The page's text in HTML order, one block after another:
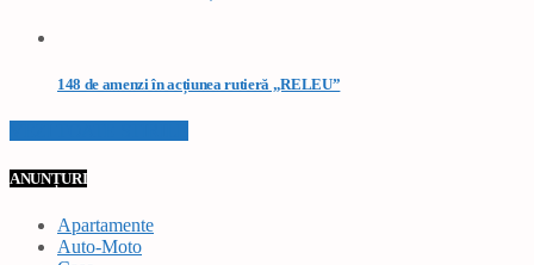
148 de amenzi în acțiunea rutieră „RELEU”
ANUNȚURI
Apartamente
Auto-Moto